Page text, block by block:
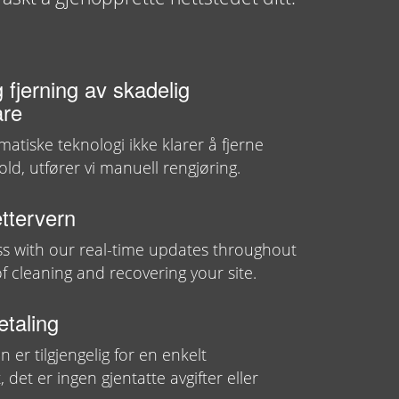
fjerning av skadelig
teknologi ikke klarer å fjerne
utfører vi manuell rengjøring.
with our real-time updates throughout
cleaning and recovering your site.
er tilgjengelig for en enkelt
det er ingen gjentatte avgifter eller